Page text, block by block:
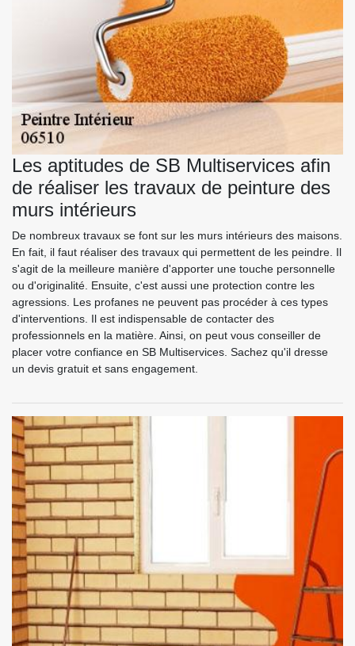
Les aptitudes de SB Multiservices afin
de réaliser les travaux de peinture des
murs intérieurs
De nombreux travaux se font sur les murs intérieurs des maisons.
En fait, il faut réaliser des travaux qui permettent de les peindre. Il
s'agit de la meilleure manière d'apporter une touche personnelle
ou d'originalité. Ensuite, c'est aussi une protection contre les
agressions. Les profanes ne peuvent pas procéder à ces types
d'interventions. Il est indispensable de contacter des
professionnels en la matière. Ainsi, on peut vous conseiller de
placer votre confiance en SB Multiservices. Sachez qu'il dresse
un devis gratuit et sans engagement.